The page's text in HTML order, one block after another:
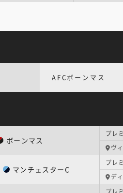
AFCボーンマス
ボーンマス
プ
ヴ
マンチェスターC
プ
デ